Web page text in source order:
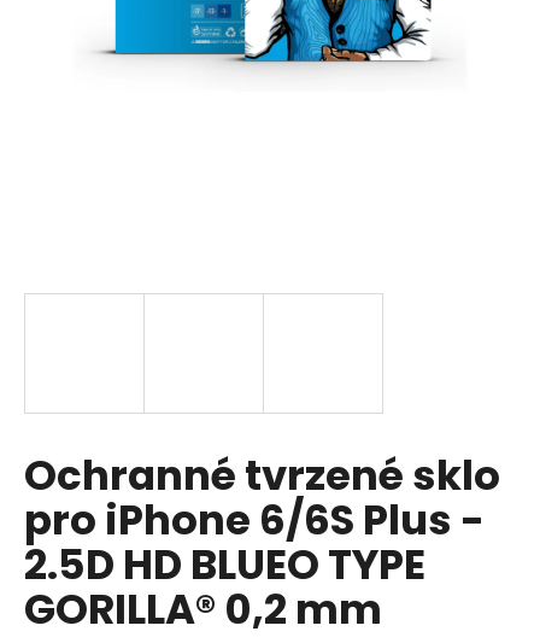
Ochranné tvrzené sklo
pro iPhone 6/6S Plus -
2.5D HD BLUEO TYPE
GORILLA® 0,2 mm
o
o
r
u
č
u
j
e